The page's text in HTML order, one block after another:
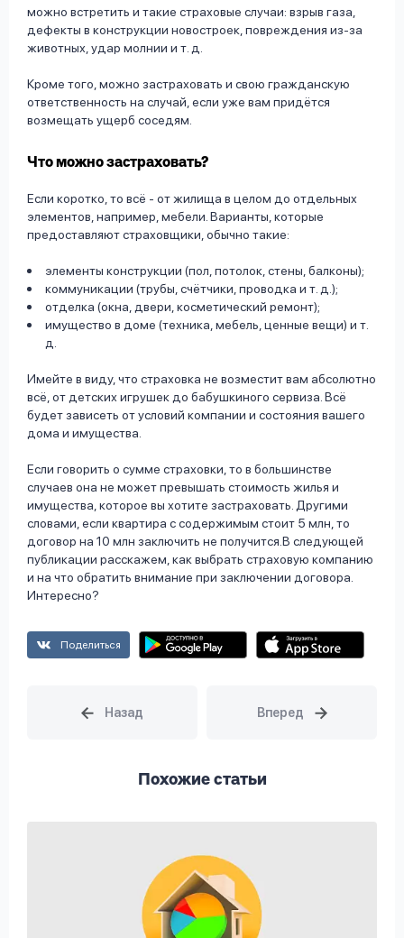
можно встретить и такие страховые случаи: взрыв газа,
дефекты в конструкции новостроек, повреждения из-за
животных, удар молнии и т. д.
Кроме того, можно застраховать и свою гражданскую
ответственность на случай, если уже вам придётся
возмещать ущерб соседям.
Что можно застраховать?
Если коротко, то всё - от жилища в целом до отдельных
элементов, например, мебели. Варианты, которые
предоставляют страховщики, обычно такие:
элементы конструкции (пол, потолок, стены, балконы);
коммуникации (трубы, счётчики, проводка и т. д.);
отделка (окна, двери, косметический ремонт);
имущество в доме (техника, мебель, ценные вещи) и т.
д.
Имейте в виду, что страховка не возместит вам абсолютно
всё, от детских игрушек до бабушкиного сервиза. Всё
будет зависеть от условий компании и состояния вашего
дома и имущества.
Если говорить о сумме страховки, то в большинстве
случаев она не может превышать стоимость жилья и
имущества, которое вы хотите застраховать. Другими
словами, если квартира с содержимым стоит 5 млн, то
договор на 10 млн заключить не получится.В следующей
публикации расскажем, как выбрать страховую компанию
и на что обратить внимание при заключении договора.
Интересно?
Поделиться
Похожие статьи